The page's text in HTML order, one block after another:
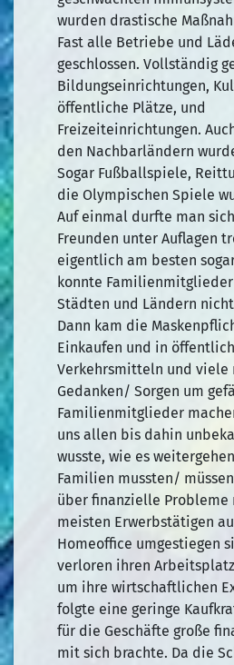
wurden drastische
Fast alle Betriebe und
geschlossen. Vollständig
Bildungseinrichtungen,
öffentliche Plätze, und
Freizeiteinrichtungen.
den Nachbarländern
Sogar Fußballspiele,
die Olympischen Spiele
Auf einmal durfte man
Freunden unter Auflagen
eigentlich am besten
konnte
Städten und Ländern
Dann kam die
Einkaufen und in
Verkehrsmitteln und viele
Gedanken/ Sorgen um
Familienmitglieder
uns allen bis dahin
wusste, wie es
Familien mussten/
über finanzielle Probleme
meisten Erwerbstätigen
Homeoffice umgestiegen
verloren ihren
um ihre wirtschaftlichen
folgte eine geringe
für die Geschäfte große
mit sich brachte. Da die